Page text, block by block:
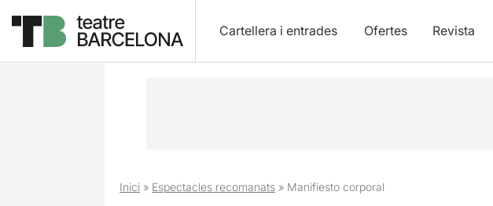
Cartellera i entrades Ofertes Revista
Inici» Espectacles recomanats» Manifiesto corporal